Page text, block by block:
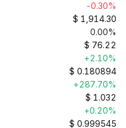
-0.30%
$ 1,914.30
0.00%
$ 76.22
+2.10%
$ 0.180894
+287.70%
$ 1.032
+0.20%
$ 0.999545